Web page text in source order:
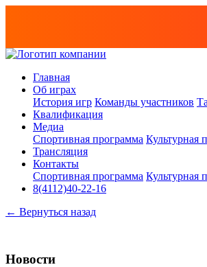
Главная
Об играх
История игр Команды участников
Квалификация
Медиа
Спортивная программа Культурная
Трансляция
Контакты
Спортивная программа Культурная
8(4112)40-22-16
← Вернуться назад
Новости